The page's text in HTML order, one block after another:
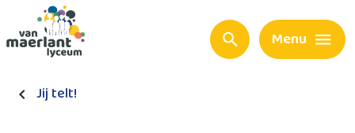
Menu
Jij telt!